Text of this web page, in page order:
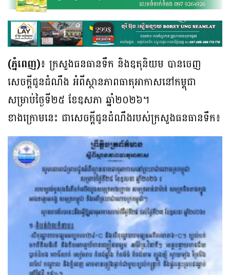
(ភ្នំពេញ)៖ ក្រសួងធនធានទឹក និងឧតុនិយម បានចេញ
សេចក្តីជូនដំណឹង អំពីស្ថានភាពធាតុអាកាសនៅកម្ពុជា
សម្រាប់ថ្ងៃទី២៥ ខែឧសភា ឆ្នាំ២០២៦។
ខាងក្រោមនេះ ជាសេចក្តីជូនដំណឹងរបស់ក្រសួងធនធានទឹក៖